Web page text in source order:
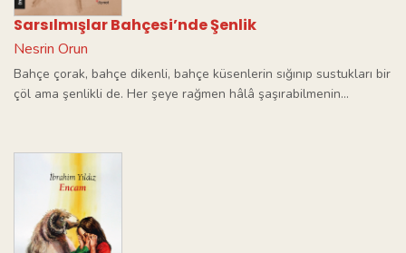
Sarsılmışlar Bahçesi’nde Şenlik
Nesrin Orun
Bahçe çorak, bahçe dikenli, bahçe küsenlerin sığınıp sustukları bir
çöl ama şenlikli de. Her şeye rağmen hâlâ şaşırabilmenin…